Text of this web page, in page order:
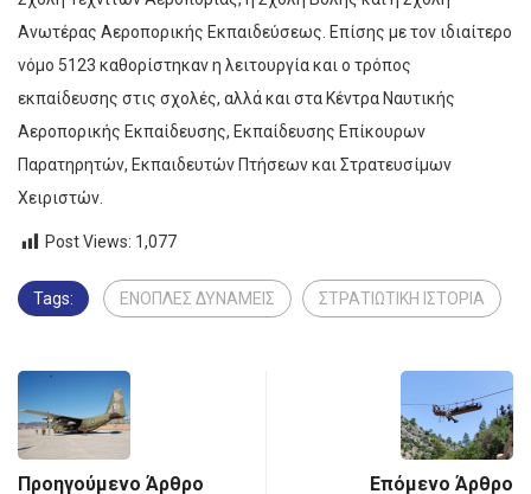
Ανωτέρας Αεροπορικής Εκπαιδεύσεως. Επίσης με τον ιδιαίτερο
νόμο 5123 καθορίστηκαν η λειτουργία και ο τρόπος
εκπαίδευσης στις σχολές, αλλά και στα Κέντρα Ναυτικής
Αεροπορικής Εκπαίδευσης, Εκπαίδευσης Επίκουρων
Παρατηρητών, Εκπαιδευτών Πτήσεων και Στρατευσίμων
Χειριστών.
Post Views: 1,077
Tags: ΕΝΟΠΛΕΣ ΔΥΝΑΜΕΙΣ ΣΤΡΑΤΙΩΤΙΚΗ ΙΣΤΟΡΙΑ
Προηγούμενο Άρθρο Επόμενο Άρθρο